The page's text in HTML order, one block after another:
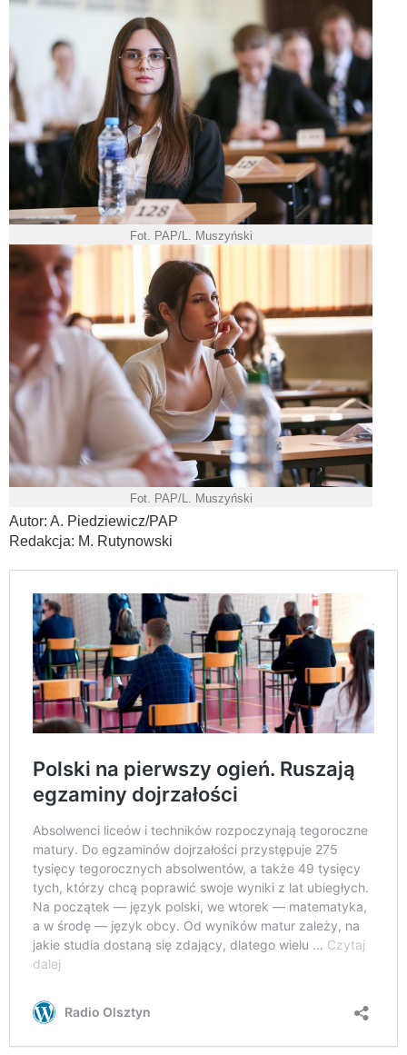
Fot. PAP/L. Muszyński
Fot. PAP/L. Muszyński
Autor: A. Piedziewicz/PAP
Redakcja: M. Rutynowski